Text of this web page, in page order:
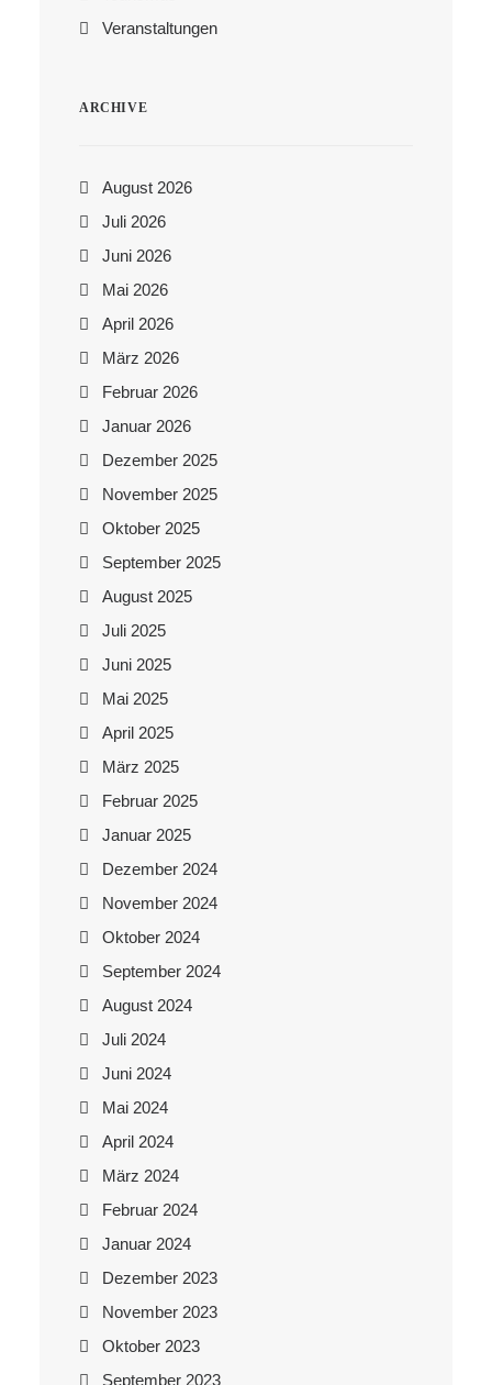
Veranstaltungen
ARCHIVE
August 2026
Juli 2026
Juni 2026
Mai 2026
April 2026
März 2026
Februar 2026
Januar 2026
Dezember 2025
November 2025
Oktober 2025
September 2025
August 2025
Juli 2025
Juni 2025
Mai 2025
April 2025
März 2025
Februar 2025
Januar 2025
Dezember 2024
November 2024
Oktober 2024
September 2024
August 2024
Juli 2024
Juni 2024
Mai 2024
April 2024
März 2024
Februar 2024
Januar 2024
Dezember 2023
November 2023
Oktober 2023
September 2023